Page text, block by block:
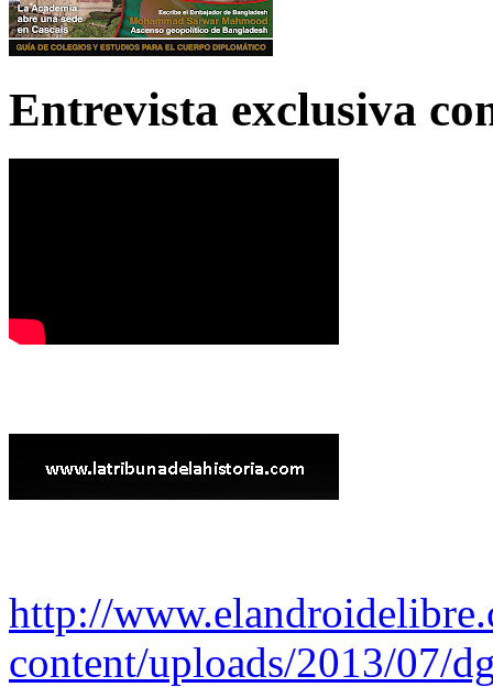
Entrevista exclusiva
http://
content/uploads/2013/07/